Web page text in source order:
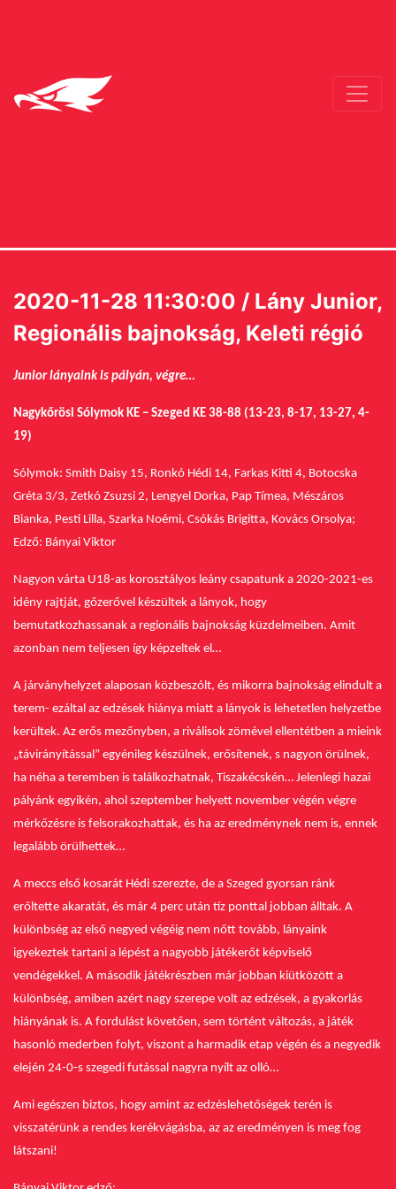
2020-11-28 11:30:00 / Lány Junior,
Regionális bajnokság, Keleti régió
Junior lányaink is pályán, végre…
Nagykőrösi Sólymok KE – Szeged KE 38-88 (13-23, 8-17, 13-27, 4-
19)
Sólymok: Smith Daisy 15, Ronkó Hédi 14, Farkas Kitti 4, Botocska
Gréta 3/3, Zetkó Zsuzsi 2, Lengyel Dorka, Pap Tímea, Mészáros
Bianka, Pesti Lilla, Szarka Noémi, Csókás Brigitta, Kovács Orsolya;
Edző: Bányai Viktor
Nagyon várta U18-as korosztályos leány csapatunk a 2020-2021-es
idény rajtját, gőzerővel készültek a lányok, hogy
bemutatkozhassanak a regionális bajnokság küzdelmeiben. Amit
azonban nem teljesen így képzeltek el…
A járványhelyzet alaposan közbeszólt, és mikorra bajnokság elindult a
terem- ezáltal az edzések hiánya miatt a lányok is lehetetlen helyzetbe
kerültek. Az erős mezőnyben, a riválisok zömével ellentétben a mieink
„távirányítással” egyénileg készülnek, erősítenek, s nagyon örülnek,
ha néha a teremben is találkozhatnak, Tiszakécskén… Jelenlegi hazai
pályánk egyikén, ahol szeptember helyett november végén végre
mérkőzésre is felsorakozhattak, és ha az eredménynek nem is, ennek
legalább örülhettek…
A meccs első kosarát Hédi szerezte, de a Szeged gyorsan ránk
erőltette akaratát, és már 4 perc után tíz ponttal jobban álltak. A
különbség az első negyed végéig nem nőtt tovább, lányaink
igyekeztek tartani a lépést a nagyobb játékerőt képviselő
vendégekkel. A második játékrészben már jobban kiütközött a
különbség, amiben azért nagy szerepe volt az edzések, a gyakorlás
hiányának is. A fordulást követően, sem történt változás, a játék
hasonló mederben folyt, viszont a harmadik etap végén és a negyedik
elején 24-0-s szegedi futással nagyra nyílt az olló…
Ami egészen biztos, hogy amint az edzéslehetőségek terén is
visszatérünk a rendes kerékvágásba, az az eredményen is meg fog
látszani!